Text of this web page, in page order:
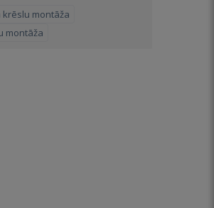
krēslu montāža
montāža